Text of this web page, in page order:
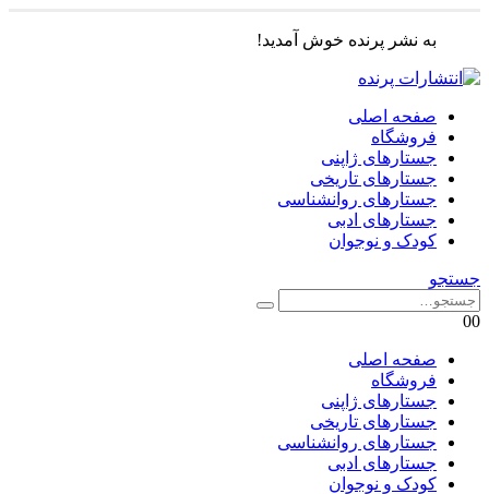
به نشر پرنده خوش آمدید!
صفحه اصلی
فروشگاه
جستارهای ژاپنی
جستارهای تاریخی
جستارهای روانشناسی
جستارهای ادبی
کودک و نوجوان
جستجو
00
صفحه اصلی
فروشگاه
جستارهای ژاپنی
جستارهای تاریخی
جستارهای روانشناسی
جستارهای ادبی
کودک و نوجوان